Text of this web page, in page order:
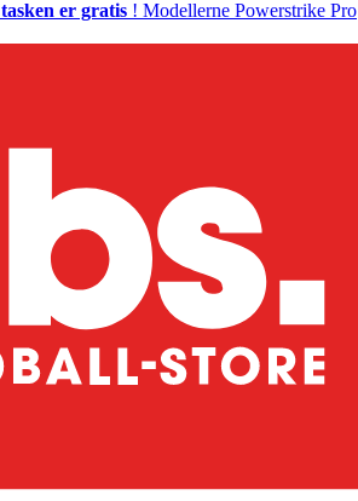
tasken er gratis ! Modellerne Powerstrike Pro